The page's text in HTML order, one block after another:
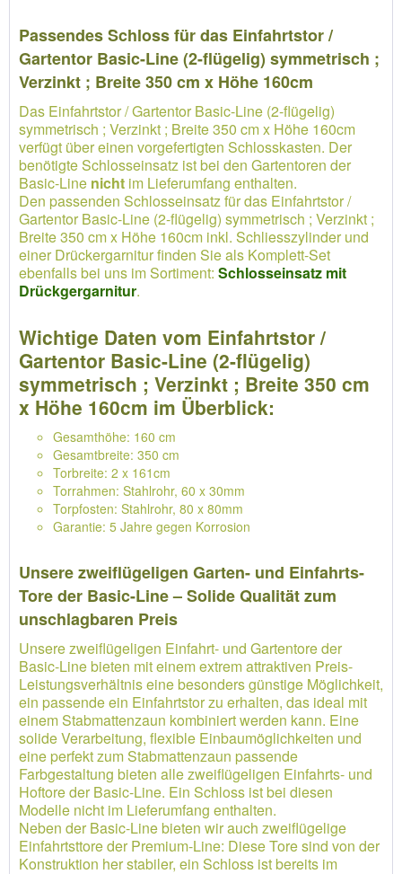
Passendes Schloss für das Einfahrtstor /
Gartentor Basic-Line (2-flügelig) symmetrisch ;
Verzinkt ; Breite 350 cm x Höhe 160cm
Das Einfahrtstor / Gartentor Basic-Line (2-flügelig)
symmetrisch ; Verzinkt ; Breite 350 cm x Höhe 160cm
verfügt über einen vorgefertigten Schlosskasten. Der
benötigte Schlosseinsatz ist bei den Gartentoren der
Basic-Line nicht im Lieferumfang enthalten.
Den passenden Schlosseinsatz für das Einfahrtstor /
Gartentor Basic-Line (2-flügelig) symmetrisch ; Verzinkt ;
Breite 350 cm x Höhe 160cm inkl. Schliesszylinder und
einer Drückergarnitur finden Sie als Komplett-Set
ebenfalls bei uns im Sortiment: Schlosseinsatz mit
Drückgergarnitur.
Wichtige Daten vom Einfahrtstor /
Gartentor Basic-Line (2-flügelig)
symmetrisch ; Verzinkt ; Breite 350 cm
x Höhe 160cm im Überblick:
Gesamthöhe: 160 cm
Gesamtbreite: 350 cm
Torbreite: 2 x 161cm
Torrahmen: Stahlrohr, 60 x 30mm
Torpfosten: Stahlrohr, 80 x 80mm
Garantie: 5 Jahre gegen Korrosion
Unsere zweiflügeligen Garten- und Einfahrts-
Tore der Basic-Line – Solide Qualität zum
unschlagbaren Preis
Unsere zweiflügeligen Einfahrt- und Gartentore der
Basic-Line bieten mit einem extrem attraktiven Preis-
Leistungsverhältnis eine besonders günstige Möglichkeit,
ein passende ein Einfahrtstor zu erhalten, das ideal mit
einem Stabmattenzaun kombiniert werden kann. Eine
solide Verarbeitung, flexible Einbaumöglichkeiten und
eine perfekt zum Stabmattenzaun passende
Farbgestaltung bieten alle zweiflügeligen Einfahrts- und
Hoftore der Basic-Line. Ein Schloss ist bei diesen
Modelle nicht im Lieferumfang enthalten.
Neben der Basic-Line bieten wir auch zweiflügelige
Einfahrtsttore der Premium-Line: Diese Tore sind von der
Konstruktion her stabiler, ein Schloss ist bereits im